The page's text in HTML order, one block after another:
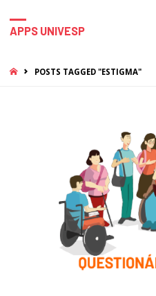
APPS UNIVESP
HOMEPOSTS TAGGED "ESTIGMA"